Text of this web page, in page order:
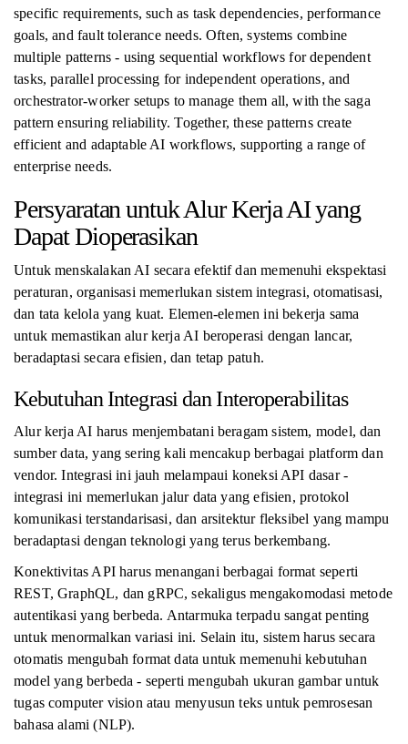
specific requirements, such as task dependencies, performance
goals, and fault tolerance needs. Often, systems combine
multiple patterns - using sequential workflows for dependent
tasks, parallel processing for independent operations, and
orchestrator-worker setups to manage them all, with the saga
pattern ensuring reliability. Together, these patterns create
efficient and adaptable AI workflows, supporting a range of
enterprise needs.
Persyaratan untuk Alur Kerja AI yang
Dapat Dioperasikan
Untuk menskalakan AI secara efektif dan memenuhi ekspektasi
peraturan, organisasi memerlukan sistem integrasi, otomatisasi,
dan tata kelola yang kuat. Elemen-elemen ini bekerja sama
untuk memastikan alur kerja AI beroperasi dengan lancar,
beradaptasi secara efisien, dan tetap patuh.
Kebutuhan Integrasi dan Interoperabilitas
Alur kerja AI harus menjembatani beragam sistem, model, dan
sumber data, yang sering kali mencakup berbagai platform dan
vendor. Integrasi ini jauh melampaui koneksi API dasar -
integrasi ini memerlukan jalur data yang efisien, protokol
komunikasi terstandarisasi, dan arsitektur fleksibel yang mampu
beradaptasi dengan teknologi yang terus berkembang.
Konektivitas API harus menangani berbagai format seperti
REST, GraphQL, dan gRPC, sekaligus mengakomodasi metode
autentikasi yang berbeda. Antarmuka terpadu sangat penting
untuk menormalkan variasi ini. Selain itu, sistem harus secara
otomatis mengubah format data untuk memenuhi kebutuhan
model yang berbeda - seperti mengubah ukuran gambar untuk
tugas computer vision atau menyusun teks untuk pemrosesan
bahasa alami (NLP).